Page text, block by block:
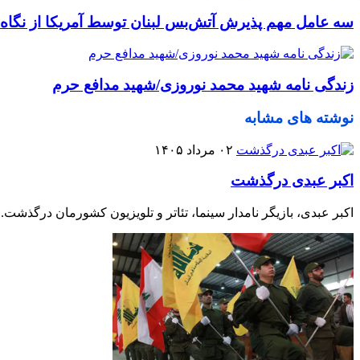
سه عامل مهم پذیرش آتش‌بس لبنان توسط آمریکا از نگاه
زندگی نامه شهید محمد نوروزی/شهید مدافع حرم
نوشته های مشابه
۰۲ مرداد ۱۴۰۵
اکبر عبدی درگذشت
اکبر عبدی، بازیگر نامدار سینما، تئاتر و تلویزیون کشورمان درگذشت.